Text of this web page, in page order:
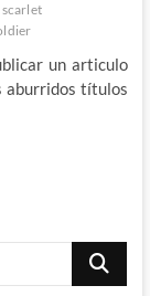
scarlet
un articulo
aburridos títulos
Buscar